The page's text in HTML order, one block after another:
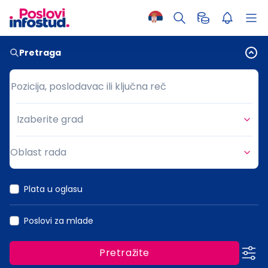
Pretraga
Pozicija, poslodavac ili ključna reč
Pozicija, poslodavac ili ključna reč
Grad
Izaberite grad
Oblast rada
Plata u oglasu
Poslovi za mlade
Pretražite